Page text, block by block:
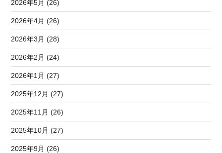
2026年5月 (26)
2026年4月 (26)
2026年3月 (28)
2026年2月 (24)
2026年1月 (27)
2025年12月 (27)
2025年11月 (26)
2025年10月 (27)
2025年9月 (26)